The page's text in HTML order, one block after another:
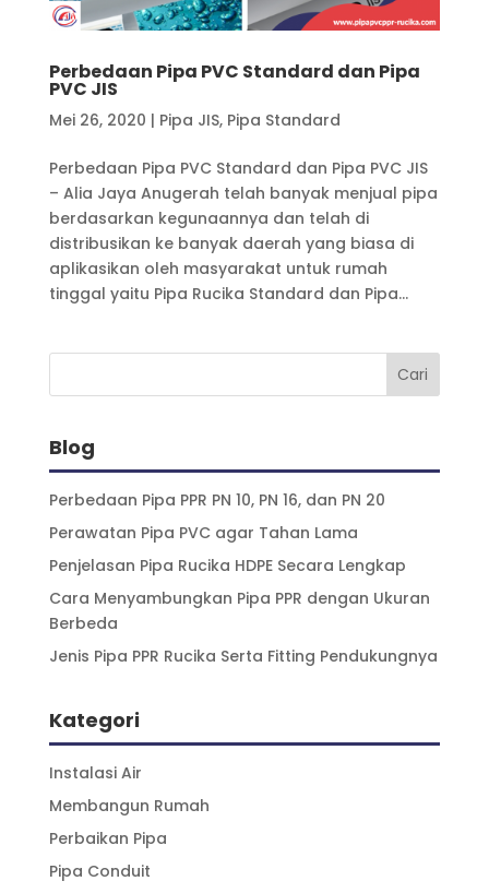
Perbedaan Pipa PVC Standard dan Pipa
PVC JIS
Mei 26, 2020 | Pipa JIS, Pipa Standard
Perbedaan Pipa PVC Standard dan Pipa PVC JIS
– Alia Jaya Anugerah telah banyak menjual pipa
berdasarkan kegunaannya dan telah di
distribusikan ke banyak daerah yang biasa di
aplikasikan oleh masyarakat untuk rumah
tinggal yaitu Pipa Rucika Standard dan Pipa...
Blog
Perbedaan Pipa PPR PN 10, PN 16, dan PN 20
Perawatan Pipa PVC agar Tahan Lama
Penjelasan Pipa Rucika HDPE Secara Lengkap
Cara Menyambungkan Pipa PPR dengan Ukuran
Berbeda
Jenis Pipa PPR Rucika Serta Fitting Pendukungnya
Kategori
Instalasi Air
Membangun Rumah
Perbaikan Pipa
Pipa Conduit